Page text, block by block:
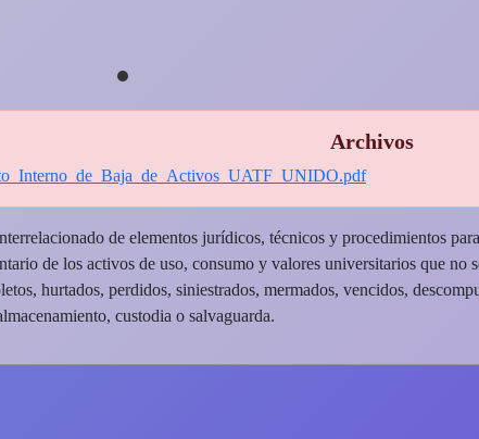
Archivos
de elementos jurídicos, técnicos y procedimientos
de los activos de uso, consumo y valores universitarios que no
hurtados, perdidos, siniestrados, mermados, vencidos,
custodia o salvaguarda.